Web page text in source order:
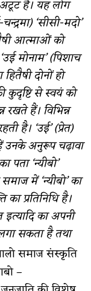
अटूट है। यह लोग
‘सीसी-मदो’
आत्माओं को
मोनाम’ (पिशाच
दोनों हो
कुदृष्टि से स्वयं को
रखते हैं। विभिन्न
है। ‘उई’ (प्रेत)
अनुरूप चढ़ावा
पता ‘न्यीबो’
में ‘न्यीबो’ का
का प्रतिनिधि है।
इत्यादि का अपनी
सकता है तथा
समाज संस्कृति
–